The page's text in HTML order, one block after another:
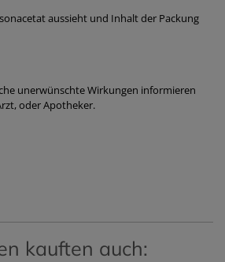
aussieht und Inhalt der Packung
unerwünschte Wirkungen informieren
oder Apotheker.
kauften auch: